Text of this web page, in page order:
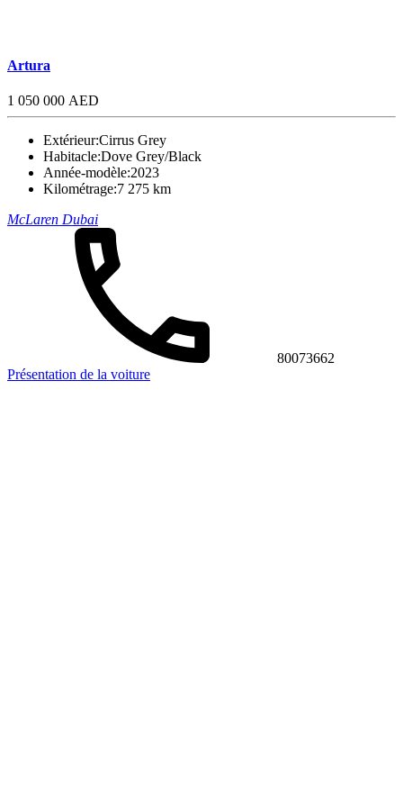
Artura
1 050 000 AED
Extérieur:Cirrus Grey
Habitacle:Dove Grey/Black
Année-modèle:2023
Kilométrage:7 275 km
McLaren Dubai
80073662
Présentation de la voiture